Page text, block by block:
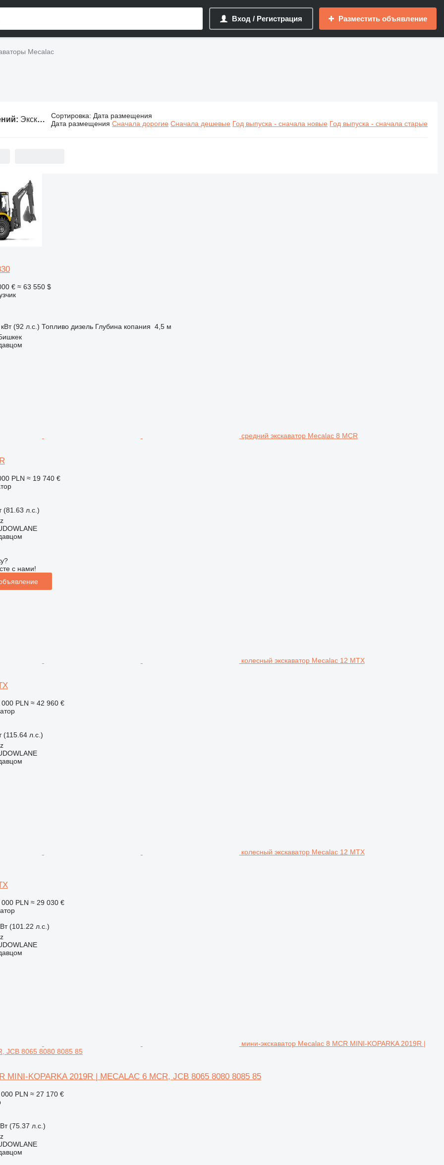
Вход / Регистрация Разместить объявление
Mecalac
Экскаваторы Mecalac Сортировка: Дата размещения
Дата размещения Сначала дорогие Сначала дешевые Год выпуска - сначала новые Год выпуска - сначала старые
€ ≈ 63 550 $
(92 л.с.) Топливо дизель Глубина копания 4,5 м
средний экскаватор Mecalac 8 MCR
PLN ≈ 19 740 €
(81.63 л.с.)
с нами!
колесный экскаватор Mecalac 12 MTX
000 PLN ≈ 42 960 €
(115.64 л.с.)
колесный экскаватор Mecalac 12 MTX
000 PLN ≈ 29 030 €
(101.22 л.с.)
мини-экскаватор Mecalac 8 MCR MINI-KOPARKA 2019R |
JCB 8065 8080 8085 85
MINI-KOPARKA 2019R | MECALAC 6 MCR, JCB 8065 8080 8085 85
PLN ≈ 27 170 €
(75.37 л.с.)